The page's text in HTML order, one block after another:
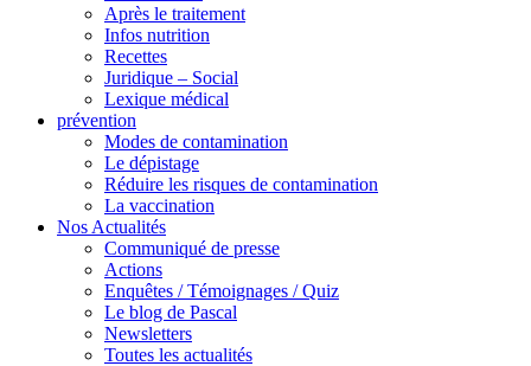
Après le traitement
Infos nutrition
Recettes
Juridique – Social
Lexique médical
prévention
Modes de contamination
Le dépistage
Réduire les risques de contamination
La vaccination
Nos Actualités
Communiqué de presse
Actions
Enquêtes / Témoignages / Quiz
Le blog de Pascal
Newsletters
Toutes les actualités